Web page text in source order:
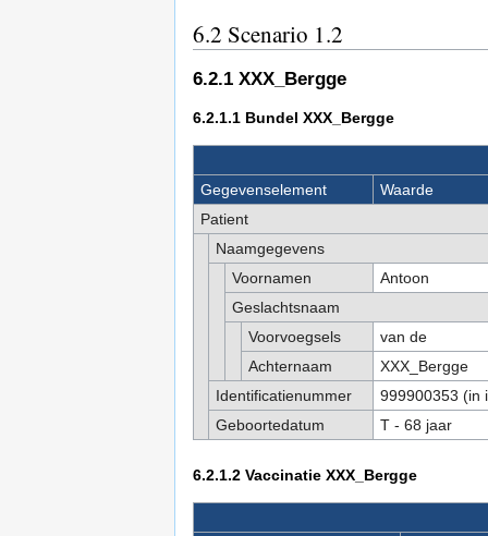
6.2 Scenario 1.2
6.2.1 XXX_Bergge
6.2.1.1 Bundel XXX_Bergge
Gegevenselement
Waarde
Patient
Naamgegevens
Voornamen
Antoon
Geslachtsnaam
Voorvoegsels
van de
Achternaam
XXX_Bergge
Identificatienummer
999900353 (in
Geboortedatum
T - 68 jaar
6.2.1.2 Vaccinatie XXX_Bergge